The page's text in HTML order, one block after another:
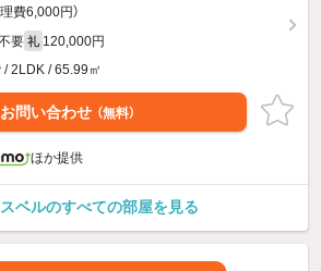
理費6,000円）
要 礼 120,000円
/ 2LDK / 65.99㎡
お問い合わせ （無料）
ほか提供
ベルのすべての部屋を見る